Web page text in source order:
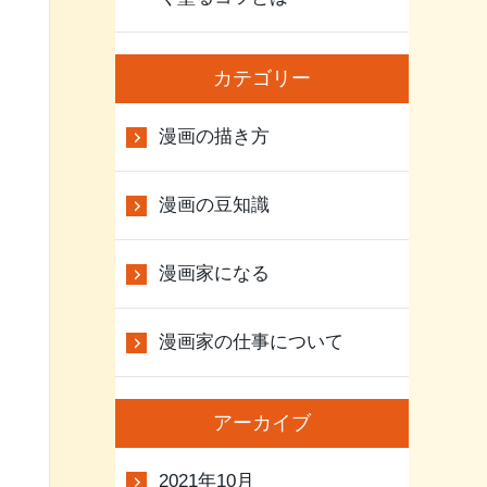
カテゴリー
漫画の描き方
漫画の豆知識
漫画家になる
漫画家の仕事について
アーカイブ
2021年10月